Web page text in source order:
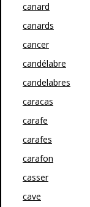
canard
canards
cancer
candélabre
candelabres
caracas
carafe
carafes
carafon
casser
cave